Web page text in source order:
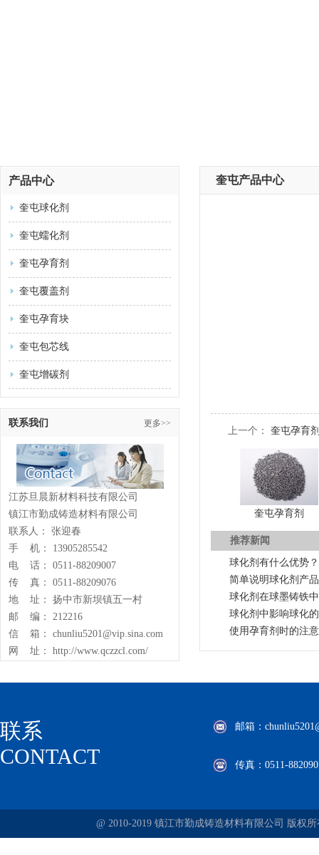
产品中心
奎屯球化剂
奎屯蠕化剂
奎屯孕育剂
奎屯覆盖剂
奎屯孕育块
奎屯包芯线
奎屯增碳剂
联系我们 更多>>
江苏旦晨新材料科技有限公司
镇江市勤成铸造材料有限公司
联系人： 张迎春
手 机： 13905285542
电 话： 0511-88209007
传 真： 0511-88209076
地 址： 扬中市新坝镇五一村
邮 编： 212216
信 箱： chunliu5201@vip.sina.com
网 址： http://www.qczzcl.com/
奎屯产品中心
上一个： 奎屯孕育
奎屯孕育剂
推荐新闻
球化剂有什么优势？
简单说明球化剂产
球化剂在球墨铸铁
球化剂中影响球化
使用孕育剂时的注
联系
CONTACT
邮箱：
传真：0511-
@ 2010-2019 镇江市勤成铸造材料有限公司 版权